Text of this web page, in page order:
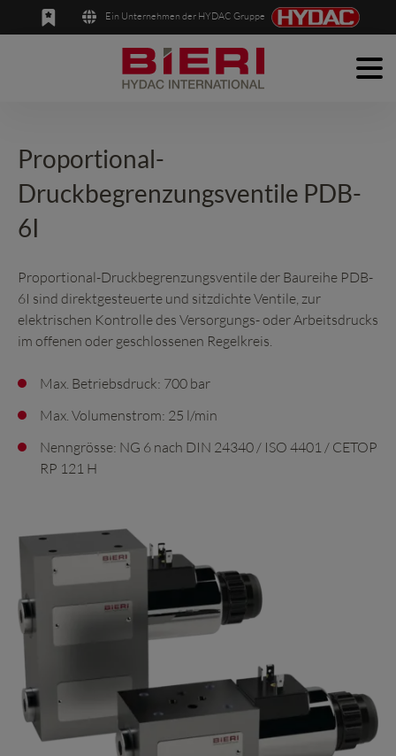
Deutsch
Ein Unternehmen der HYDAC Gruppe
Anwendungen
Unternehmen
News
Kontakt
Proportional-
Druckbegrenzungsventile PDB-
6I
Proportional-Druckbegrenzungsventile der Baureihe PDB-
6I sind direktgesteuerte und sitzdichte Ventile, zur
elektrischen Kontrolle des Versorgungs- oder Arbeitsdrucks
im offenen oder geschlossenen Regelkreis.
Max. Betriebsdruck: 700 bar
Max. Volumenstrom: 25 l/min
Nenngrösse: NG 6 nach DIN 24340 / ISO 4401 / CETOP
RP 121 H